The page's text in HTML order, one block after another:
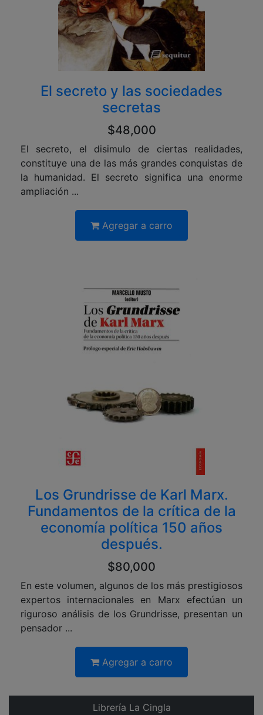
El secreto y las sociedades
secretas
$48,000
El secreto, el disimulo de ciertas realidades,
constituye una de las más grandes conquistas de
la humanidad. El secreto significa una enorme
ampliación ...
Agregar a carro
Los Grundrisse de Karl Marx.
Fundamentos de la crítica de la
economía política 150 años
después.
$80,000
En este volumen, algunos de los más prestigiosos
expertos internacionales en Marx efectúan un
riguroso análisis de los Grundrisse, presentan un
pensador ...
Agregar a carro
Librería La Cingla